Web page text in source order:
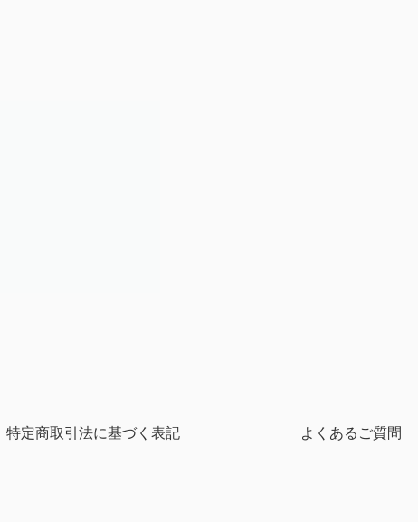
特定商取引法に基づく表記 よくあるご質問